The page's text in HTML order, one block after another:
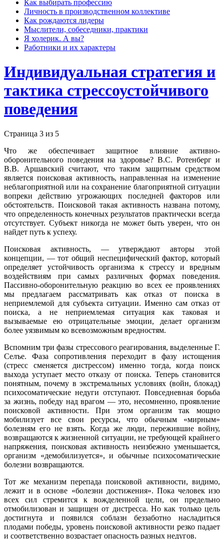
Как выбирать профессию
Личность в производственном коллективе
Как рождаются лидеры
Мыслители, собеседники, практики
Я холерик. А вы?
Работники и их характеры
Индивидуальная стратегия и
тактика стрессоустойчивого
поведения
Страница 3 из 5
Что же обеспечивает защитное влияние активно-
оборонительного поведения на здоровье? B.C. Ротенберг и
В.В. Аршавский считают, что таким защитным средством
является поисковая активность, направленная на изменение
неблагоприятной или на сохранение благоприятной ситуации
вопреки действию угрожающих последней факторов или
обстоятельств. Поисковой такая активность названа потому,
что определенность конечных результатов практически всегда
отсутствует. Субъект никогда не может быть уверен, что он
найдет путь к успеху.
Поисковая активность, — утверждают авторы этой
концепции, — тот общий неспецифический фактор, который
определяет устойчивость организма к стрессу и вредным
воздействиям при самых различных формах поведения.
Пассивно-оборонительную реакцию во всех ее проявлениях
мы предлагаем рассматривать как отказ от поиска в
неприемлемой для субъекта ситуации. Именно сам отказ от
поиска, а не неприемлемая ситуация как таковая и
вызываемые ею отрицательные эмоции, делает организм
более уязвимым ко всевозможным вредностям.
Вспомним три фазы стрессового реагирования, выделенные Г.
Селъе. Фаза сопротивления переходит в фазу истощения
(стресс сменяется дистрессом) именно тогда, когда поиск
выхода уступает место отказу от поиска. Теперь становится
понятным, почему в экстремальных условиях (войн, блокад)
психосоматические недуги отступают. Повседневная борьба
за жизнь, победу над врагом — это, несомненно, проявление
поисковой активности. При этом организм так мощно
мобилизует все свои ресурсы, что обычным «мирным»
болезням его не взять. Когда же люди, пережившие войну,
возвращаются к жизненной ситуации, не требующей крайнего
напряжения, поисковая активность неизбежно уменьшается,
организм «демобилизуется», и обычные психосоматические
болезни возвращаются.
Тот же механизм перепада поисковой активности, видимо,
лежит и в основе «болезни достижения». Пока человек изо
всех сил стремится к вожделенной цели, он предельно
отмобилизован и защищен от дистресса. Но как только цель
достигнута и появился соблазн беззаботно насладиться
плодами победы, уровень поисковой активности резко падает
и соответственно возрастает опасность разных недугов.